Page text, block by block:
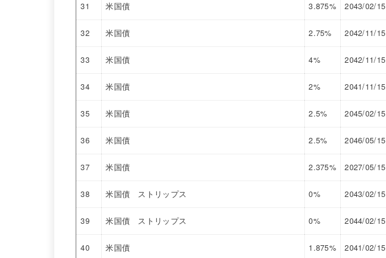
31 米国債 3.875% 2043/02/15
32 米国債 2.75% 2042/11/15
33 米国債 4% 2042/11/15
34 米国債 2% 2041/11/15
35 米国債 2.5% 2045/02/15
36 米国債 2.5% 2046/05/15
37 米国債 2.375% 2027/05/15
38 米国債 ストリップス 0% 2043/02/15
39 米国債 ストリップス 0% 2044/02/15
40 米国債 1.875% 2041/02/15